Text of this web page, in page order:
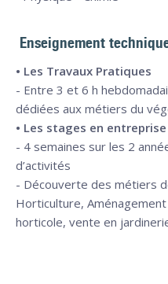
Enseignement
• Les Travaux Pratiques
- Entre 3 et 6 h
dédiées aux métiers du
• Les stages en entreprise
- 4 semaines sur les 2
d’activités
- Découverte des métiers
Horticulture,
horticole, vente en